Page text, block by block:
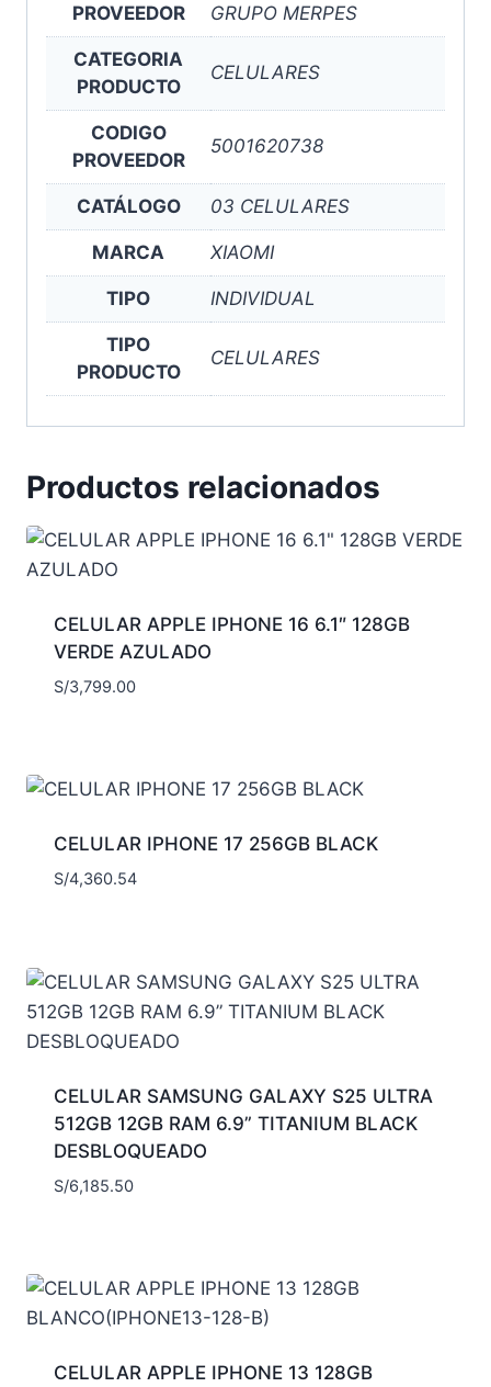
PROVEEDOR GRUPO MERPES
CATEGORIA
PRODUCTO
CELULARES
CODIGO
PROVEEDOR
5001620738
CATÁLOGO 03 CELULARES
MARCA XIAOMI
TIPO INDIVIDUAL
TIPO
PRODUCTO
CELULARES
Productos relacionados
CELULAR APPLE IPHONE 16 6.1″ 128GB
VERDE AZULADO
S/3,799.00
CELULAR IPHONE 17 256GB BLACK
S/4,360.54
CELULAR SAMSUNG GALAXY S25 ULTRA
512GB 12GB RAM 6.9” TITANIUM BLACK
DESBLOQUEADO
S/6,185.50
CELULAR APPLE IPHONE 13 128GB